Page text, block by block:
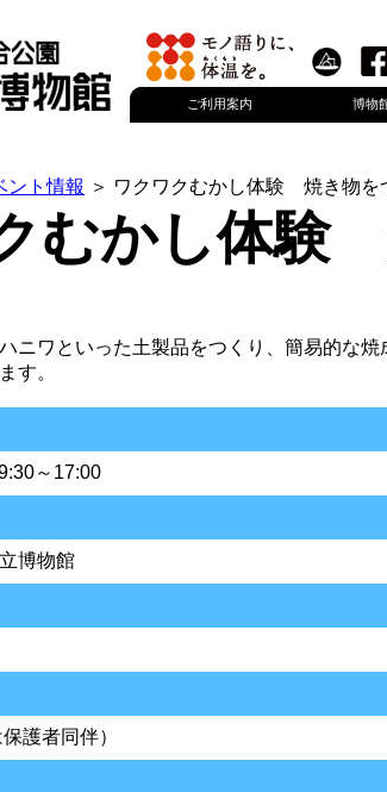
ご利用案内 博物
ント情報 ＞ ワクワクむかし体験 焼き物
むかし体
ニワといった土製品をつくり、簡易的な
す。
～17:00
博物館
護者同伴）